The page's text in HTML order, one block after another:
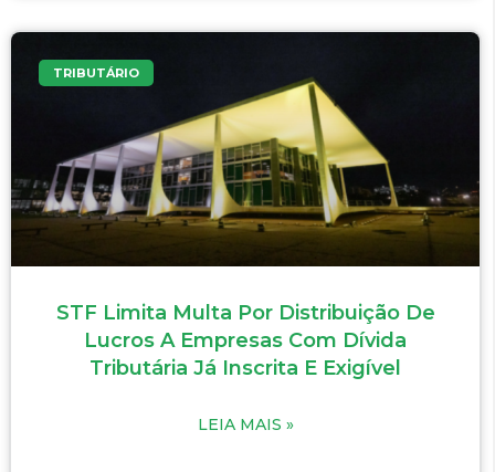
TRIBUTÁRIO
STF Limita Multa Por Distribuição De
Lucros A Empresas Com Dívida
Tributária Já Inscrita E Exigível
LEIA MAIS »